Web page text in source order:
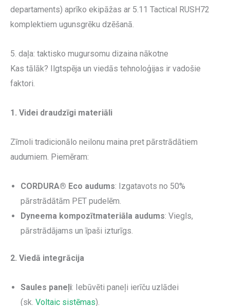
departaments) aprīko ekipāžas ar 5.11 Tactical RUSH72
komplektiem ugunsgrēku dzēšanā.
5. daļa: taktisko mugursomu dizaina nākotne
Kas tālāk? Ilgtspēja un viedās tehnoloģijas ir vadošie
faktori.
1. Videi draudzīgi materiāli
Zīmoli tradicionālo neilonu maina pret pārstrādātiem
audumiem. Piemēram:
CORDURA® Eco audums: Izgatavots no 50%
pārstrādātām PET pudelēm.
Dyneema kompozītmateriāla audums: Viegls,
pārstrādājams un īpaši izturīgs.
2. Viedā integrācija
Saules paneļi: Iebūvēti paneļi ierīču uzlādei
(sk. Voltaic sistēmas).